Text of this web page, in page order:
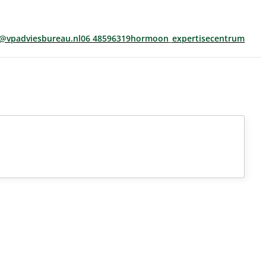
06 48596319hormoon_expertisecentrum